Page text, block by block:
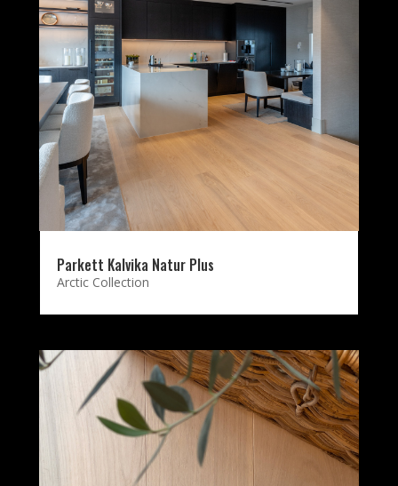
Parkett Kalvika Natur Plus
Arctic Collection